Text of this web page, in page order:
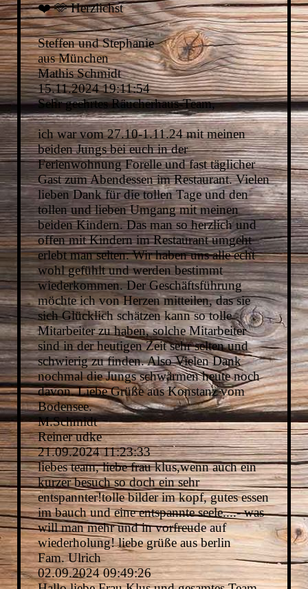
❤️ 🫶 Herzlichst
Steffen und Stephanie
aus München
Mathis Schmidt
15.11.2024 19:11:54
Sehr geehrtes Räucherhaus-Team,
ich war vom 27.10-1.11.24 mit meinen
beiden Jungs bei euch in der
Ferienwohnung Forelle und fast täglicher
Gast zum Abendessen im Restaurant. Vielen
lieben Dank für die tollen Tage und den
tollen und lieben Umgang mit meinen
beiden Kindern. Das man so herzlich und
offen mit Kindern im Restaurant umgeht
erlebt man selten. Wir haben uns alle echt
wohl gefühlt und werden bestimmt
wiederkommen. Der Geschäftsführung
möchte ich von Herzen mitteilen, das sie
sich Glücklich schätzen kann so tolle
Mitarbeiter zu haben, solche Mitarbeiter
sind in der heutigen Zeit sehr selten und
schwierig zu finden. Also Vielen Dank
nochmal die Jungs schwärmen heute noch
davon. Liebe Grüße aus Konstanz vom
Bodensee.
M.Schmidt
Reiner udke
21.09.2024 11:23:33
liebes team, liebe frau klus,wenn auch ein
kurzer besuch so doch ein sehr
entspannter!tolle bilder im kopf, gutes essen
im bauch und eine entspannte seele....- was
will man mehr und in vorfreude auf
wiederholung! liebe grüße aus berlin
Fam. Ulrich
02.09.2024 09:49:26